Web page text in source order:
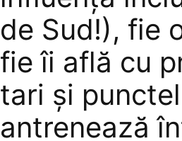
de Sud!), fie
fie îi află cu
tari și
antrenează